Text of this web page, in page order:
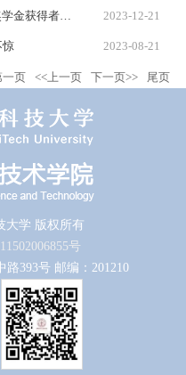
2023-12-21
惊 2023-08-21
一页 <<上一页 下一页>> 尾页
大学 版权所有
号
393号 邮编：201210